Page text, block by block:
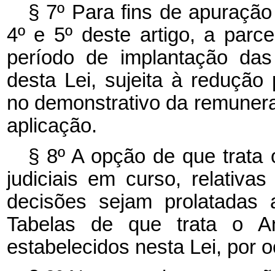
§ 7º Para fins de
4º e 5º deste artigo, a
período de implantação
desta Lei, sujeita à redução
no demonstrativo da
aplicação.
§ 8º A opção de que
judiciais em curso,
decisões sejam
Tabelas de que trata o
estabelecidos nesta Lei, por